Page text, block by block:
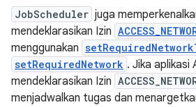
JobScheduler juga
mendeklarasikan Izin
menggunakan
setRequiredNetwork . Jika aplikasi
mendeklarasikan Izin
menjadwalkan tugas dan